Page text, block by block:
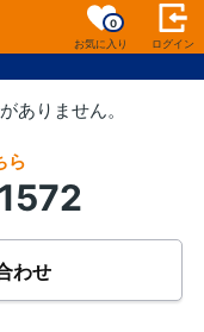
お気に入り
0
ログイン
ありません。
ら
わせ